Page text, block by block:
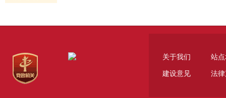
关于我们 站
建设意见 法